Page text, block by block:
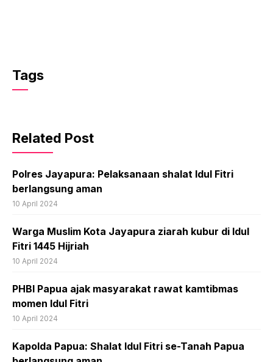
Tags
Related Post
Polres Jayapura: Pelaksanaan shalat Idul Fitri
berlangsung aman
10 April 2024
Warga Muslim Kota Jayapura ziarah kubur di Idul
Fitri 1445 Hijriah
10 April 2024
PHBI Papua ajak masyarakat rawat kamtibmas
momen Idul Fitri
10 April 2024
Kapolda Papua: Shalat Idul Fitri se-Tanah Papua